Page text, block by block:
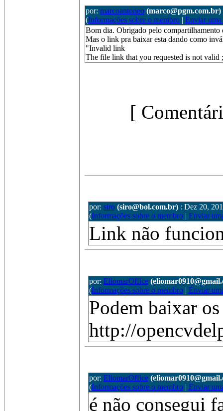
por: marcoantoneo (marco@pgm.com.br)
(Informações sobre o membro | Enviar uma
Bom dia. Obrigado pelo compartilhamento
Mas o link pra baixar esta dando como
"Invalid link
The file link that you requested is not valid
[
por: siro (siro@bol.com.br) : Dez 20,
(Informações sobre o membro| Enviar
Link não
por: EliomarOffice
(Informações sobre o membro| Enviar
Podem baixar
http://
por: EliomarOffice
(Informações sobre o membro| Enviar
é não consegui